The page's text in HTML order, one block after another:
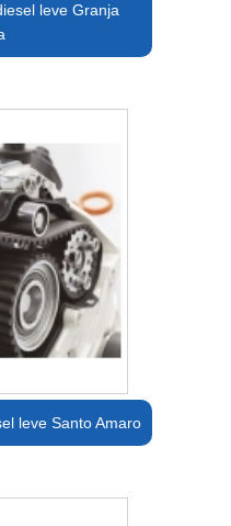
leve Granja
leve Santo Amaro